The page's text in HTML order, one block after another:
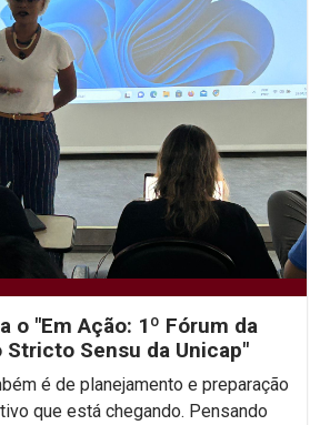
o "Em Ação: 1º Fórum da
Stricto Sensu da Unicap"
é de planejamento e preparação
que está chegando. Pensando